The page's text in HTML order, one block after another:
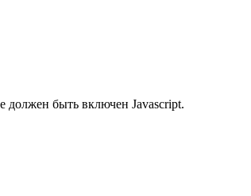
должен быть включен Javascript.